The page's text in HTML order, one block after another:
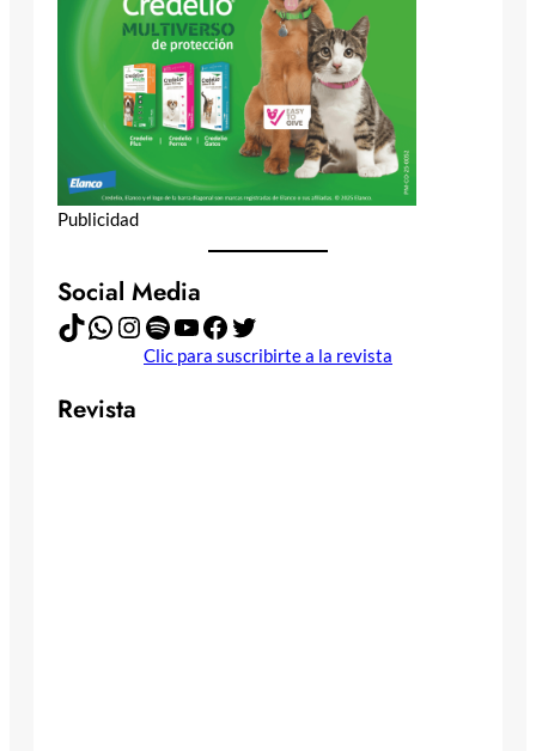
Publicidad
Social Media
TikTok WhatsApp Instagram Spotify YouTube Facebook Twitter
Clic para suscribirte a la revista
Revista